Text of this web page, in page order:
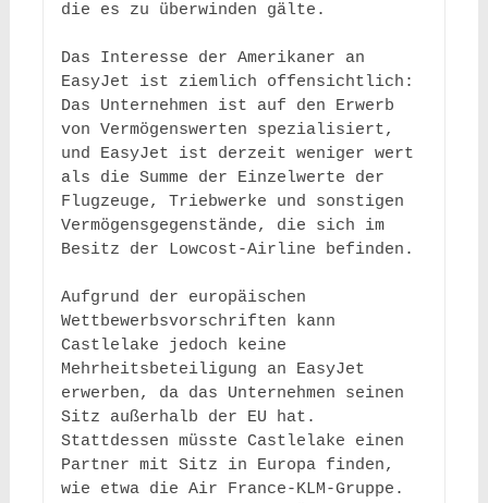
die es zu überwinden gälte.
Das Interesse der Amerikaner an
EasyJet ist ziemlich offensichtlich:
Das Unternehmen ist auf den Erwerb
von Vermögenswerten spezialisiert,
und EasyJet ist derzeit weniger wert
als die Summe der Einzelwerte der
Flugzeuge, Triebwerke und sonstigen
Vermögensgegenstände, die sich im
Besitz der Lowcost-Airline befinden.
Aufgrund der europäischen
Wettbewerbsvorschriften kann
Castlelake jedoch keine
Mehrheitsbeteiligung an EasyJet
erwerben, da das Unternehmen seinen
Sitz außerhalb der EU hat.
Stattdessen müsste Castlelake einen
Partner mit Sitz in Europa finden,
wie etwa die Air France-KLM-Gruppe.